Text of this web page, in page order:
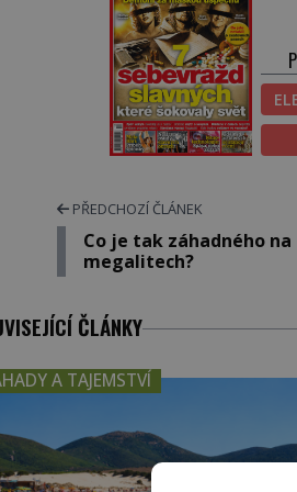
PŘEDCHOZÍ ČLÁNEK
Co je tak záhadného na
megalitech?
ČLÁNKY
A TAJEMSTVÍ